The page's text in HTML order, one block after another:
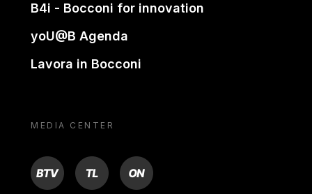
B4i - Bocconi for innovation
yoU@B Agenda
Lavora in Bocconi
MEDIA CENTER
BTV TL ON